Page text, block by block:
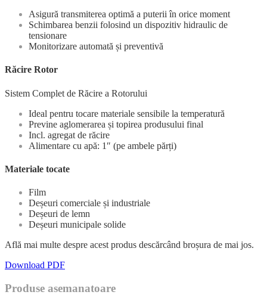
Asigură transmiterea optimă a puterii în orice moment
Schimbarea benzii folosind un dispozitiv hidraulic de
tensionare
Monitorizare automată și preventivă
Răcire Rotor
Sistem Complet de Răcire a Rotorului
Ideal pentru tocare materiale sensibile la temperatură
Previne aglomerarea și topirea produsului final
Incl. agregat de răcire
Alimentare cu apă: 1″ (pe ambele părți)
Materiale tocate
Film
Deșeuri comerciale și industriale
Deșeuri de lemn
Deșeuri municipale solide
Află mai multe despre acest produs descărcând broșura de mai jos.
Download PDF
Produse asemanatoare